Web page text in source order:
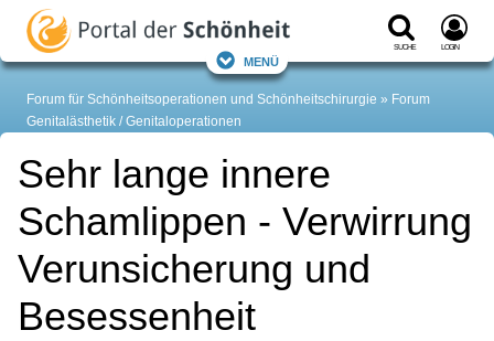
Suche Login
Menü
Forum für Schönheitsoperationen und Schönheitschirurgie
Forum
Genitalästhetik / Genitaloperationen
Sehr lange innere
Schamlippen - Verwirrung
Verunsicherung und
Besessenheit